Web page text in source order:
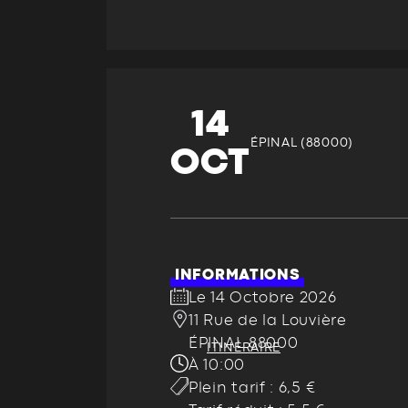
14
OCT ÉPINAL (88000)
INFORMATIONS
Le 14 Octobre 2026
11 Rue de la Louvière
ÉPINAL 88000
ITINÉRAIRE
À 10:00
Plein tarif : 6,5 €